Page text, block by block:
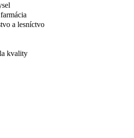
a lesníctvo
kvality